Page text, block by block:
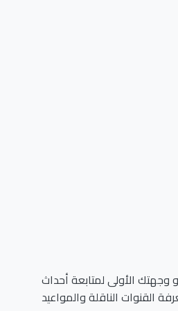
الأولى لمتابعة أحداث
الناقلة والمواعيد